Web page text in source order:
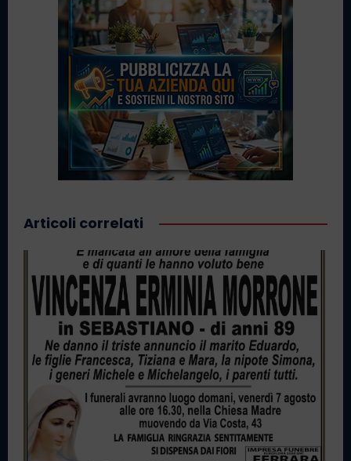
Articoli correlati